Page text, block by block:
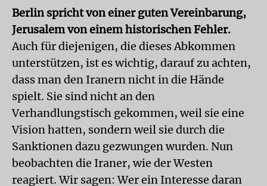
Berlin spricht von einer guten Vereinbarung,
Jerusalem von einem historischen Fehler.
Auch für diejenigen, die dieses Abkommen
unterstützen, ist es wichtig, darauf zu achten,
dass man den Iranern nicht in die Hände
spielt. Sie sind nicht an den
Verhandlungstisch gekommen, weil sie eine
Vision hatten, sondern weil sie durch die
Sanktionen dazu gezwungen wurden. Nun
beobachten die Iraner, wie der Westen
reagiert. Wir sagen: Wer ein Interesse daran